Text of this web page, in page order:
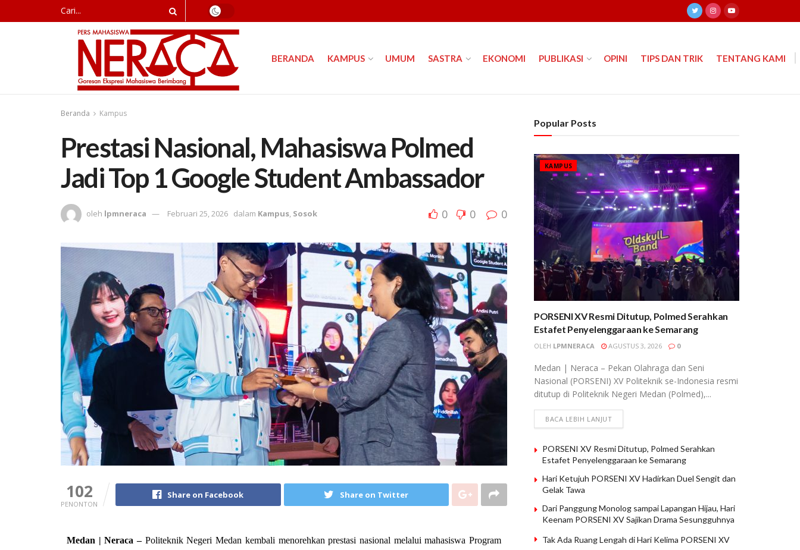
BERANDA KAMPUS UMUM SASTRA EKONOMI PUBLIKASI OPINI TIPS DAN TRIK TENTANG KAMI
Beranda Kampus
Prestasi Nasional, Mahasiswa Polmed
Jadi Top 1 Google Student Ambassador
oleh lpmneraca Februari 25, 2026 dalam Kampus, Sosok 0 0 0
102
PENONTON
Share on Facebook Share on Twitter
Medan | Neraca –Politeknik Negeri Medan kembali menorehkan prestasi nasional melalui mahasiswa Program
Popular Posts
KAMPUS
PORSENI XV Resmi Ditutup, Polmed Serahkan
Estafet Penyelenggaraan ke Semarang
OLEH LPMNERACA AGUSTUS 3, 2026 0
Medan | Neraca – Pekan Olahraga dan Seni
Nasional (PORSENI) XV Politeknik se-Indonesia resmi
ditutup di Politeknik Negeri Medan (Polmed),...
BACA LEBIH LANJUT
PORSENI XV Resmi Ditutup, Polmed Serahkan
Estafet Penyelenggaraan ke Semarang
Hari Ketujuh PORSENI XV Hadirkan Duel Sengit dan
Gelak Tawa
Dari Panggung Monolog sampai Lapangan Hijau, Hari
Keenam PORSENI XV Sajikan Drama Sesungguhnya
Tak Ada Ruang Lengah di Hari Kelima PORSENI XV